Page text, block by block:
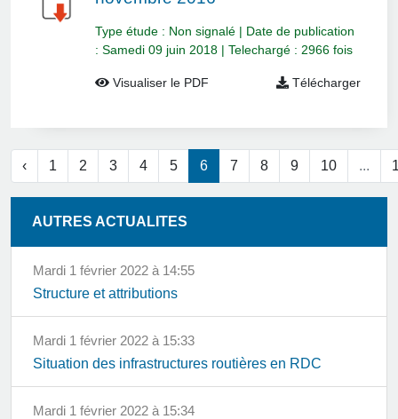
Type étude : Non signalé | Date de publication
: Samedi 09 juin 2018 | Telechargé : 2966 fois
Visualiser le PDF Télécharger
‹ 1 2 3 4 5 6 7 8 9 10 ...
AUTRES ACTUALITES
mardi 1 février 2022 à 14:55
Structure et attributions
mardi 1 février 2022 à 15:33
Situation des infrastructures routières en RDC
mardi 1 février 2022 à 15:34